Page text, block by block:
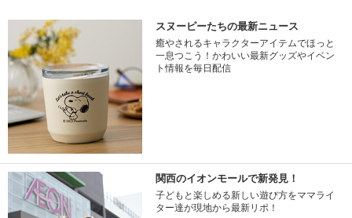
スヌーピーたちの最新ニュース
癒やされるキャラクターアイテムでほっと
一息つこう！かわいい最新グッズやイベン
ト情報を毎日配信
関西のイオンモールで新発見！
子どもと楽しめる新しい遊び方をママライ
ター達が現地から最新リポ！